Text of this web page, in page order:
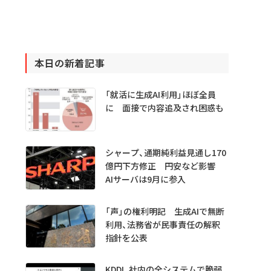
本日の新着記事
「就活に生成AI利用」ほぼ全員
に 面接で内容追及され困惑も
シャープ、通期純利益見通し170
億円下方修正 円安など影響
AIサーバは9月に参入
「声」の権利明記 生成AIで無断
利用、法務省が民事責任の解釈
指針を公表